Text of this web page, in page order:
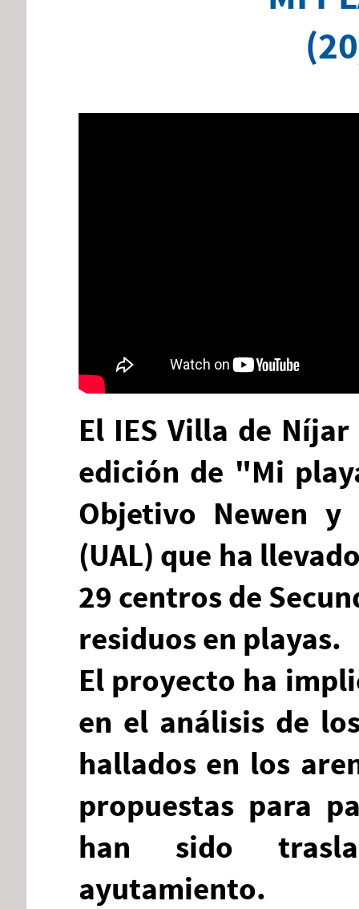
El IES Villa de
edición de "Mi
Objetivo Newen
(UAL) que ha
29 centros de
residuos en playas.
El proyecto ha
en el análisis de
hallados en los
propuestas para
han sido
ayutamiento.